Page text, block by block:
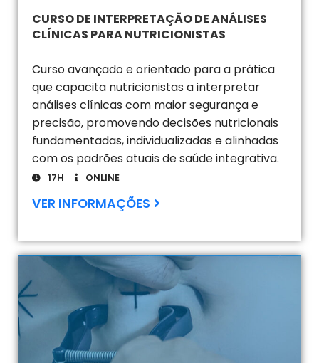
CURSO DE INTERPRETAÇÃO DE ANÁLISES
CLÍNICAS PARA NUTRICIONISTAS
Curso avançado e orientado para a prática
que capacita nutricionistas a interpretar
análises clínicas com maior segurança e
precisão, promovendo decisões nutricionais
fundamentadas, individualizadas e alinhadas
com os padrões atuais de saúde integrativa.
17H ONLINE
VER INFORMAÇÕES